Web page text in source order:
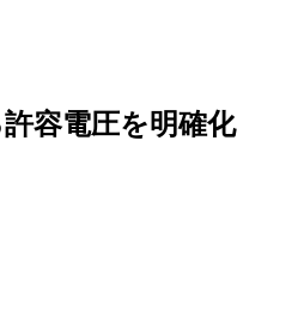
容電圧を明確化